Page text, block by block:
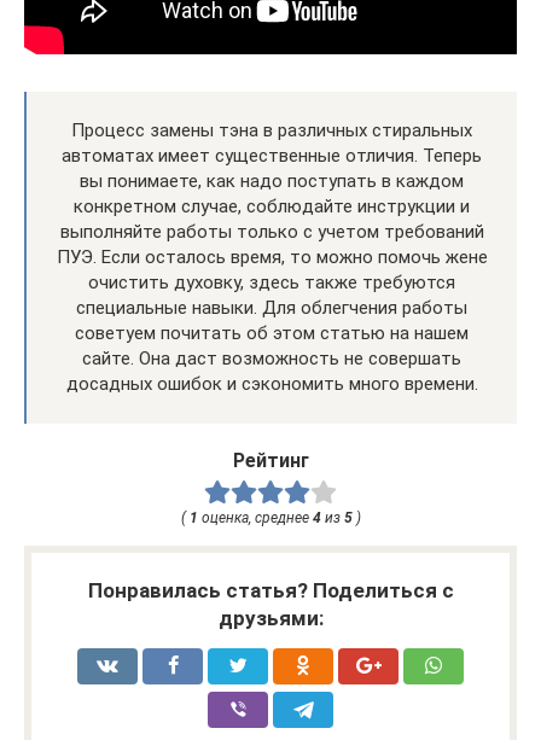
Процесс замены тэна в различных стиральных
автоматах имеет существенные отличия. Теперь
вы понимаете, как надо поступать в каждом
конкретном случае, соблюдайте инструкции и
выполняйте работы только с учетом требований
ПУЭ. Если осталось время, то можно помочь жене
очистить духовку, здесь также требуются
специальные навыки. Для облегчения работы
советуем почитать об этом статью на нашем
сайте. Она даст возможность не совершать
досадных ошибок и сэкономить много времени.
Рейтинг
( 1 оценка, среднее 4из 5)
Понравилась статья? Поделиться с
друзьями: